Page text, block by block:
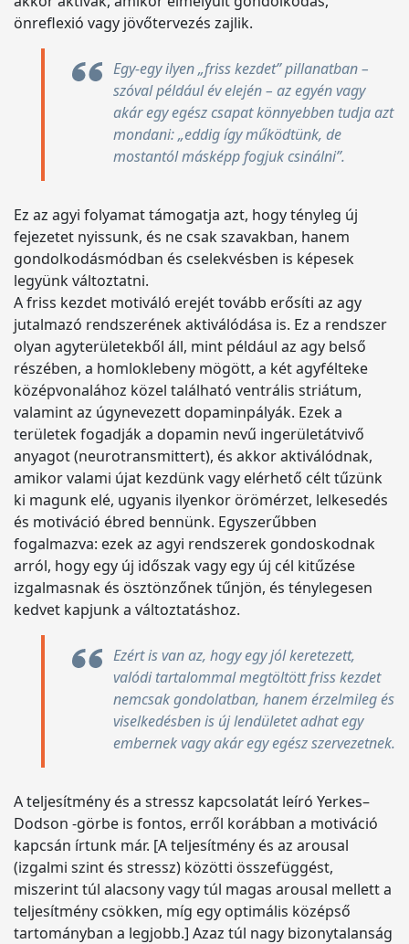
önreflexió vagy jövőtervezés zajlik.
Egy-egy ilyen „friss kezdet” pillanatban –
szóval például év elején – az egyén vagy
akár egy egész csapat könnyebben tudja azt
mondani: „eddig így működtünk, de
mostantól másképp fogjuk csinálni”.
Ez az agyi folyamat támogatja azt, hogy tényleg új
fejezetet nyissunk, és ne csak szavakban, hanem
gondolkodásmódban és cselekvésben is képesek
legyünk változtatni.
A friss kezdet motiváló erejét tovább erősíti az agy
jutalmazó rendszerének aktiválódása is. Ez a rendszer
olyan agyterületekből áll, mint például az agy belső
részében, a homloklebeny mögött, a két agyfélteke
középvonalához közel található ventrális striátum,
valamint az úgynevezett dopaminpályák. Ezek a
területek fogadják a dopamin nevű ingerületátvivő
anyagot (neurotransmittert), és akkor aktiválódnak,
amikor valami újat kezdünk vagy elérhető célt tűzünk
ki magunk elé, ugyanis ilyenkor örömérzet, lelkesedés
és motiváció ébred bennünk. Egyszerűbben
fogalmazva: ezek az agyi rendszerek gondoskodnak
arról, hogy egy új időszak vagy egy új cél kitűzése
izgalmasnak és ösztönzőnek tűnjön, és ténylegesen
kedvet kapjunk a változtatáshoz.
Ezért is van az, hogy egy jól keretezett,
valódi tartalommal megtöltött friss kezdet
nemcsak gondolatban, hanem érzelmileg és
viselkedésben is új lendületet adhat egy
embernek vagy akár egy egész szervezetnek.
A teljesítmény és a stressz kapcsolatát leíró Yerkes–
Dodson -görbe is fontos, erről korábban a motiváció
kapcsán írtunk már. [A teljesítmény és az arousal
(izgalmi szint és stressz) közötti összefüggést,
miszerint túl alacsony vagy túl magas arousal mellett a
teljesítmény csökken, míg egy optimális középső
tartományban a legjobb.] Azaz túl nagy bizonytalanság